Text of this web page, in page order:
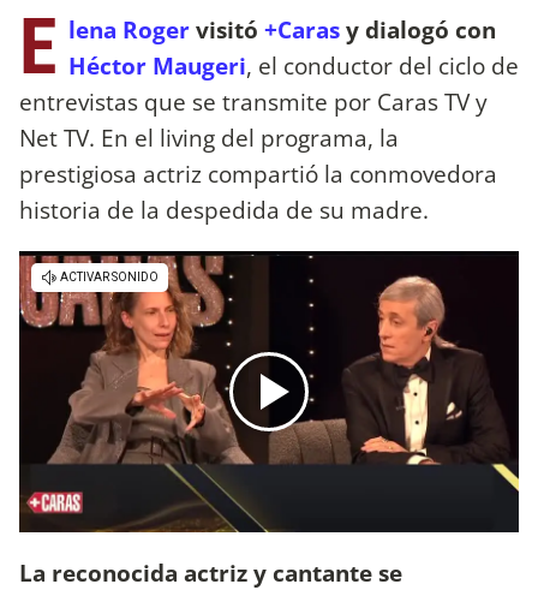
E lena Rogervisitó +Carasy dialogó con
Héctor Maugeri, el conductor del ciclo de
entrevistas que se transmite por Caras TV y
Net TV. En el living del programa, la
prestigiosa actriz compartió la conmovedora
historia de la despedida de su madre.
La reconocida actriz y cantante se